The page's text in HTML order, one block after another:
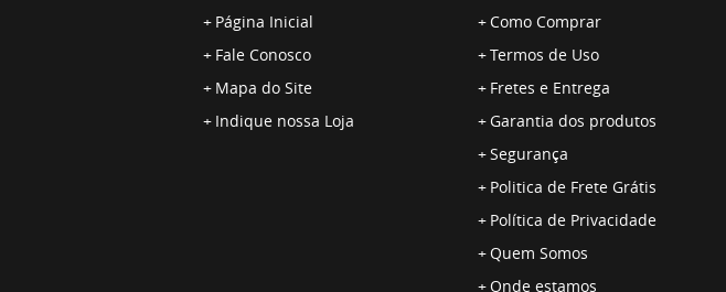
Página Inicial
Fale Conosco
Mapa do Site
Indique nossa Loja
Como Comprar
Termos de Uso
Fretes e Entrega
Garantia dos produtos
Segurança
Politica de Frete Grátis
Política de Privacidade
Quem Somos
Onde estamos